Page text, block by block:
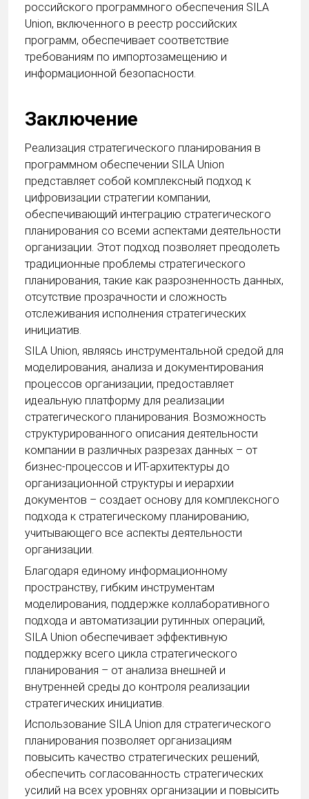
российского программного обеспечения SILA
Union, включенного в реестр российских
программ, обеспечивает соответствие
требованиям по импортозамещению и
информационной безопасности.
Заключение
Реализация стратегического планирования в
программном обеспечении SILA Union
представляет собой комплексный подход к
цифровизации стратегии компании,
обеспечивающий интеграцию стратегического
планирования со всеми аспектами деятельности
организации. Этот подход позволяет преодолеть
традиционные проблемы стратегического
планирования, такие как разрозненность данных,
отсутствие прозрачности и сложность
отслеживания исполнения стратегических
инициатив.
SILA Union, являясь инструментальной средой для
моделирования, анализа и документирования
процессов организации, предоставляет
идеальную платформу для реализации
стратегического планирования. Возможность
структурированного описания деятельности
компании в различных разрезах данных – от
бизнес-процессов и ИТ-архитектуры до
организационной структуры и иерархии
документов – создает основу для комплексного
подхода к стратегическому планированию,
учитывающего все аспекты деятельности
организации.
Благодаря единому информационному
пространству, гибким инструментам
моделирования, поддержке коллаборативного
подхода и автоматизации рутинных операций,
SILA Union обеспечивает эффективную
поддержку всего цикла стратегического
планирования – от анализа внешней и
внутренней среды до контроля реализации
стратегических инициатив.
Использование SILA Union для стратегического
планирования позволяет организациям
повысить качество стратегических решений,
обеспечить согласованность стратегических
усилий на всех уровнях организации и повысить